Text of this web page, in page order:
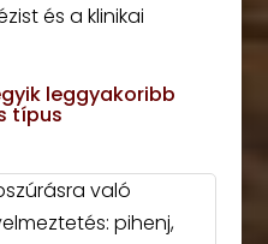
és a klinikai
leggyakoribb
típus
való
pihenj,